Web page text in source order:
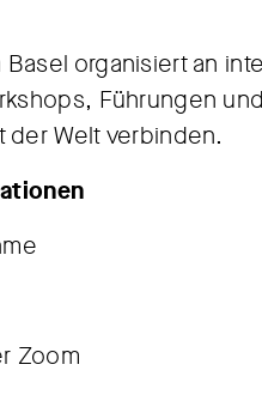
Basel organisiert an
Führungen
der Welt verbinden.
Zoom